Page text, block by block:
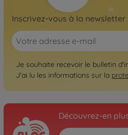
Inscrivez-vous à la newsletter
Je souhaite recevoir le bulletin
J'ai lu les informations sur la
Découvrez-en